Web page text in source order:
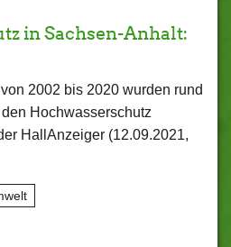
in Sachsen-Anhalt:
von 2002 bis 2020 wurden rund
Hochwasserschutz
HallAnzeiger (12.09.2021,